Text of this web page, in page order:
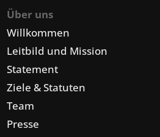
Über uns
Willkommen
Leitbild und Mission
Statement
Ziele & Statuten
Team
Presse